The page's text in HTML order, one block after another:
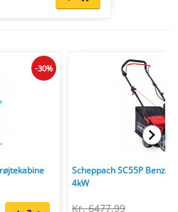
-30%
Scheppach SC55P
4kW
Kr. 6477,99